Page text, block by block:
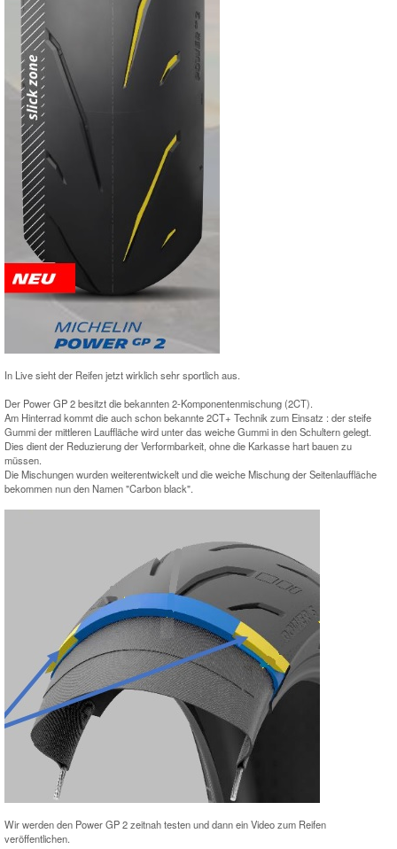
In Live sieht der Reifen jetzt wirklich sehr sportlich aus.
Der Power GP 2 besitzt die bekannten 2-Komponentenmischung (2CT).
Am Hinterrad kommt die auch schon bekannte 2CT+ Technik zum Einsatz : der steife
Gummi der mittleren Lauffläche wird unter das weiche Gummi in den Schultern gelegt.
Dies dient der Reduzierung der Verformbarkeit, ohne die Karkasse hart bauen zu
müssen.
Die Mischungen wurden weiterentwickelt und die weiche Mischung der Seitenlauffläche
bekommen nun den Namen "Carbon black".
Wir werden den Power GP 2 zeitnah testen und dann ein Video zum Reifen
veröffentlichen.